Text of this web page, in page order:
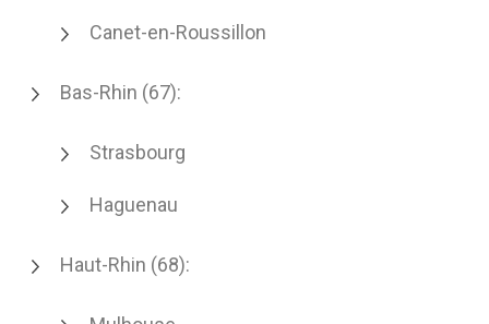
Canet-en-Roussillon
Bas-Rhin (67):
Strasbourg
Haguenau
Haut-Rhin (68):